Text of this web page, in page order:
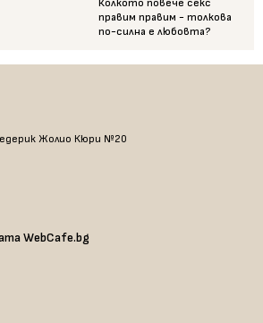
Колкото повече секс
правим правим - толкова
по-силна е любовта?
Жолио Кюри №20
WebCafe.bg